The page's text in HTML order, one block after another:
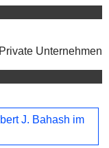
Private Unternehmen
J. Bahash im